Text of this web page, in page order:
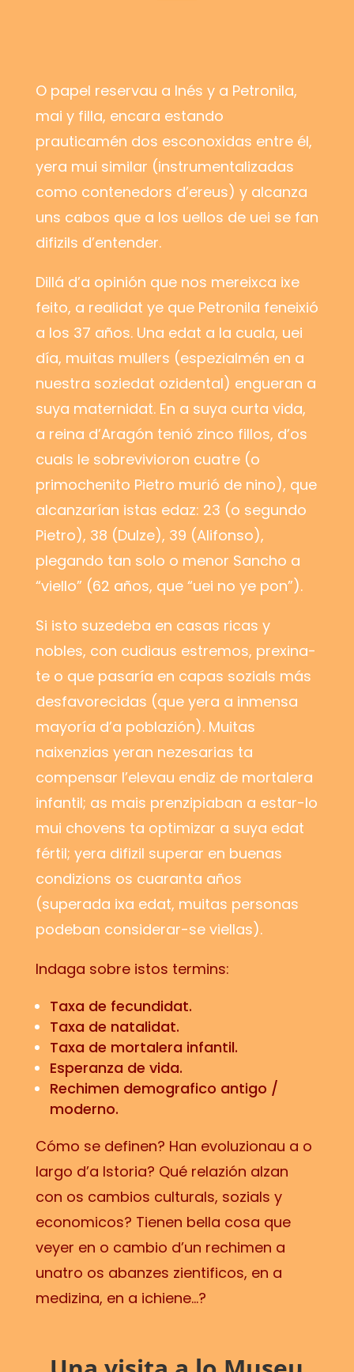
O papel reservau a Inés y a Petronila,
mai y filla, encara estando
prauticamén dos esconoxidas entre él,
yera mui similar (instrumentalizadas
como contenedors d’ereus) y alcanza
uns cabos que a los uellos de uei se fan
difizils d’entender.
Dillá d’a opinión que nos mereixca ixe
feito, a realidat ye que Petronila feneixió
a los 37 años. Una edat a la cuala, uei
día, muitas mullers (espezialmén en a
nuestra soziedat ozidental) engueran a
suya maternidat. En a suya curta vida,
a reina d’Aragón tenió zinco fillos, d’os
cuals le sobrevivioron cuatre (o
primochenito Pietro murió de nino), que
alcanzarían istas edaz: 23 (o segundo
Pietro), 38 (Dulze), 39 (Alifonso),
plegando tan solo o menor Sancho a
“viello” (62 años, que “uei no ye pon”).
Si isto suzedeba en casas ricas y
nobles, con cudiaus estremos, prexina-
te o que pasaría en capas sozials más
desfavorecidas (que yera a inmensa
mayoría d’a poblazión). Muitas
naixenzias yeran nezesarias ta
compensar l’elevau endiz de mortalera
infantil; as mais prenzipiaban a estar-lo
mui chovens ta optimizar a suya edat
fértil; yera difizil superar en buenas
condizions os cuaranta años
(superada ixa edat, muitas personas
podeban considerar-se viellas).
Indaga sobre istos termins:
Taxa de fecundidat.
Taxa de natalidat.
Taxa de mortalera infantil.
Esperanza de vida.
Rechimen demografico antigo /
moderno.
Cómo se definen? Han evoluzionau a o
largo d’a Istoria? Qué relazión alzan
con os cambios culturals, sozials y
economicos? Tienen bella cosa que
veyer en o cambio d’un rechimen a
unatro os abanzes zientificos, en a
medizina, en a ichiene…?